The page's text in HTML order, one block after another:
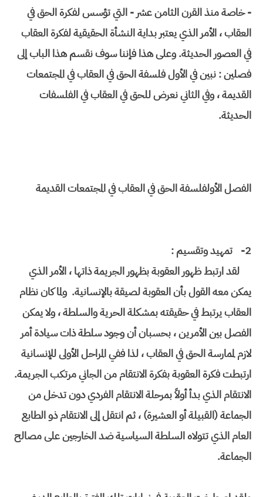
- خاصة منذ القرن الثامن عشر - التي تؤسس لفكرة الحق في
العقاب ، الأمر الذي يعتبر بداية النشأة الحقيقية لفكرة العقاب
في العصور الحديثة. وعلى هذا فإننا سوف نقسم هذا الباب إلى
فصلين : نبين في الأول فلسفة الحق في العقاب في المجتمعات
القديمة ، وفي الثاني نعرض للحق في العقاب في الفلسفات
الحديثة.
الفصل الأولفلسفة الحق في العقاب في المجتمعات القديمة
2-
تمهيد وتقسيم :
لقد ارتبط ظهور العقوبة بظهور الجريمة ذاتها ، الأمر الذي
يمكن معه القول بأن العقوبة لصيقة بالإنسانية. ولما كان نظام
العقاب يرتبط في حقيقته بمشكلة الحرية والسلطة ، ولا يمكن
الفصل بين الأمرين ، بحسبان أن وجود سلطة ذات سيادة أمر
لازم لممارسة الحق في العقاب ، لذا ففي المراحل الأولى للإنسانية
ارتبطت فكرة العقوبة بفكرة الانتقام من الجاني مرتكب الجريمة.
الانتقام الذي بدأ أولاً بمرحلة الانتقام الفردي دون تدخل من
الجماعة (القبيلة أو العشيرة) ، ثم انتقل إلى الانتقام ذو الطابع
العام الذي تتولاه السلطة السياسية ضد الخارجين على مصالح
الجماعة.